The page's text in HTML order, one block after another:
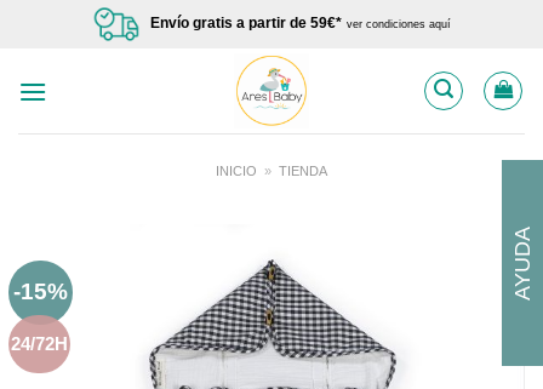
Envío gratis a partir de 59€* ver condiciones aquí
INICIO » TIENDA
-15%
24/72H
AYUDA